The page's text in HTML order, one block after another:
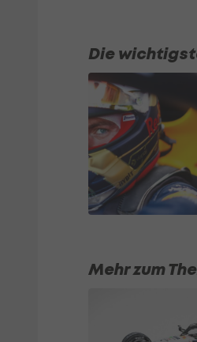
Die
Mehr zum